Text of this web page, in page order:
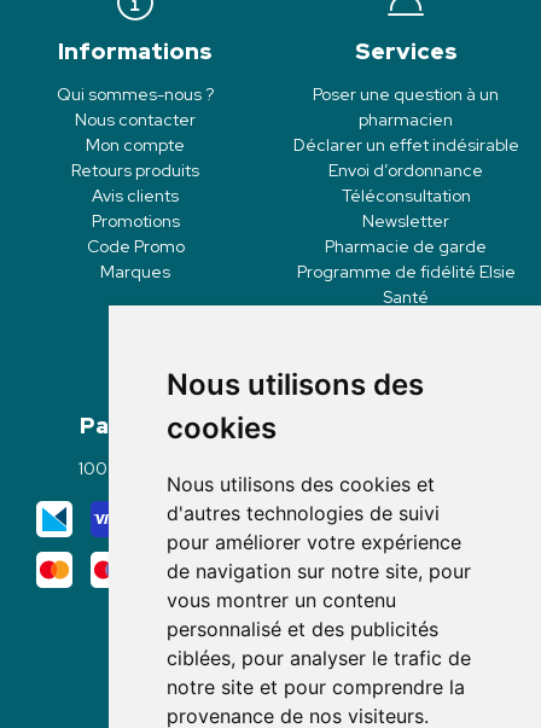
Nous utilisons des
cookies
Nous utilisons des cookies et
d'autres technologies de suivi
pour améliorer votre expérience
de navigation sur notre site, pour
vous montrer un contenu
personnalisé et des publicités
ciblées, pour analyser le trafic de
notre site et pour comprendre la
provenance de nos visiteurs.
Informations
Qui sommes-nous ?
Nous contacter
Mon compte
Retours produits
Avis clients
Promotions
Code Promo
Marques
Services
Poser une question à un
pharmacien
Déclarer un effet indésirable
Envoi d’ordonnance
Téléconsultation
Newsletter
Pharmacie de garde
Programme de fidélité Elsie
Santé
Paiement
100% sécurisé
Mode de livraison
Nous suivre